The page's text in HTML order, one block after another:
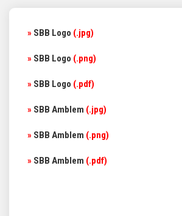
» SBB Logo (.jpg)
» SBB Logo (.png)
» SBB Logo (.pdf)
» SBB Amblem (.jpg)
» SBB Amblem (.png)
» SBB Amblem (.pdf)